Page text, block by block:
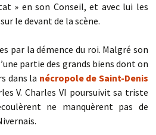
» en son Conseil, et avec lui les
le devant de la scène.
par la démence du roi. Malgré son
partie des grands biens dont on
dans la nécropole de Saint-Denis
V. Charles VI poursuivit sa triste
ne manquèrent pas de